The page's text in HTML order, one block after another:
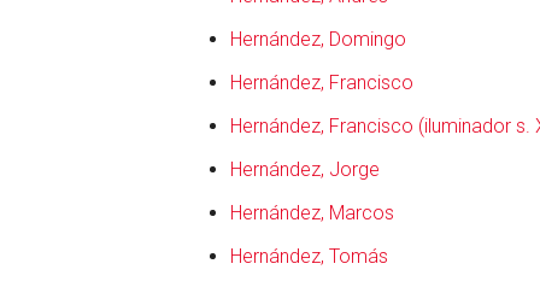
Hernández, Domingo
Hernández, Francisco
Hernández, Francisco (iluminador s.
Hernández, Jorge
Hernández, Marcos
Hernández, Tomás